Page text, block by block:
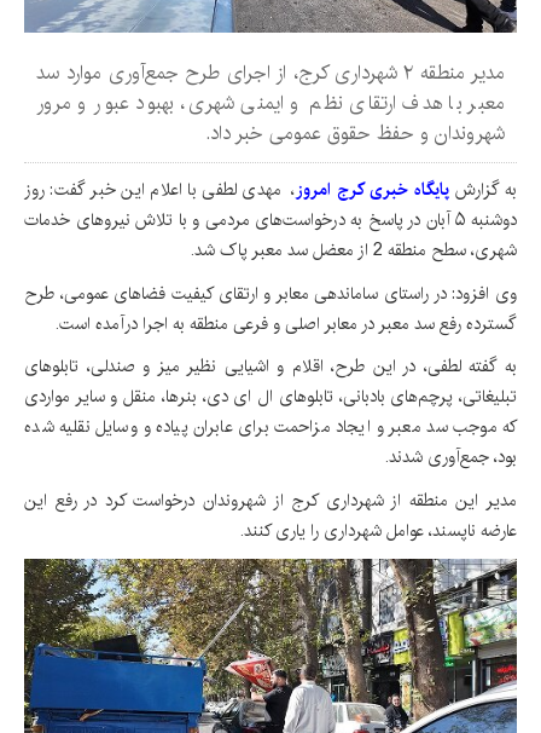
مدیر منطقه ۲ شهرداری کرج، از اجرای طرح جمع‌آوری موارد سد
معبر با هدف ارتقای نظم و ایمنی شهری، بهبود عبور و مرور
شهروندان و حفظ حقوق عمومی خبر داد.
به گزارش پایگاه خبری کرج امروز، مهدی لطفی با اعلام این خبر گفت: روز
دوشنبه ۵ آبان در پاسخ به درخواست‌های مردمی و با تلاش نیروهای خدمات
شهری، سطح منطقه 2 از معضل سد معبر پاک شد.
وی افزود: در راستای ساماندهی معابر و ارتقای کیفیت فضاهای عمومی، طرح
گسترده رفع سد معبر در معابر اصلی و فرعی منطقه به اجرا درآمده است.
به گفته لطفی، در این طرح، اقلام و اشیایی نظیر میز و صندلی، تابلوهای
تبلیغاتی، پرچم‌های بادبانی، تابلوهای ال ای دی، بنرها، منقل و سایر مواردی
که موجب سد معبر و ایجاد مزاحمت برای عابران پیاده و وسایل نقلیه شده
بود، جمع‌آوری شدند.
مدیر این منطقه از شهرداری کرج از شهروندان درخواست کرد در رفع این
عارضه ناپسند، عوامل شهرداری را یاری کنند.